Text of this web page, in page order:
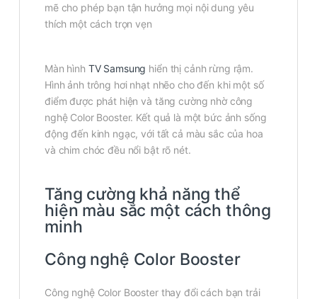
mẽ cho phép bạn tận hưởng mọi nội dung yêu
thích một cách trọn vẹn
Màn hình TV Samsung hiển thị cảnh rừng rậm.
Hình ảnh trông hơi nhạt nhẽo cho đến khi một số
điểm được phát hiện và tăng cường nhờ công
nghệ Color Booster. Kết quả là một bức ảnh sống
động đến kinh ngạc, với tất cả màu sắc của hoa
và chim chóc đều nổi bật rõ nét.
Tăng cường khả năng thể
hiện màu sắc một cách thông
minh
Công nghệ Color Booster
Công nghệ Color Booster thay đổi cách bạn trải